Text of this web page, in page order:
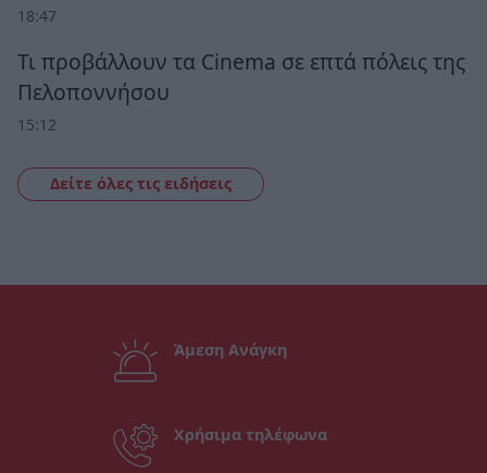
18:47
Τι προβάλλουν τα Cinema σε επτά πόλεις της
Πελοποννήσου
15:12
Δείτε όλες τις ειδήσεις
Άμεση Ανάγκη
Χρήσιμα τηλέφωνα